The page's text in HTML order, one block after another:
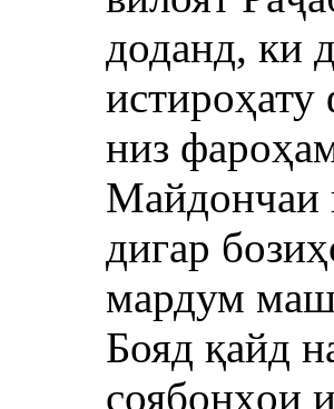
доданд, ки
низ
Майдончаи
дигар
мардум
Бояд қайд
соябонҳои